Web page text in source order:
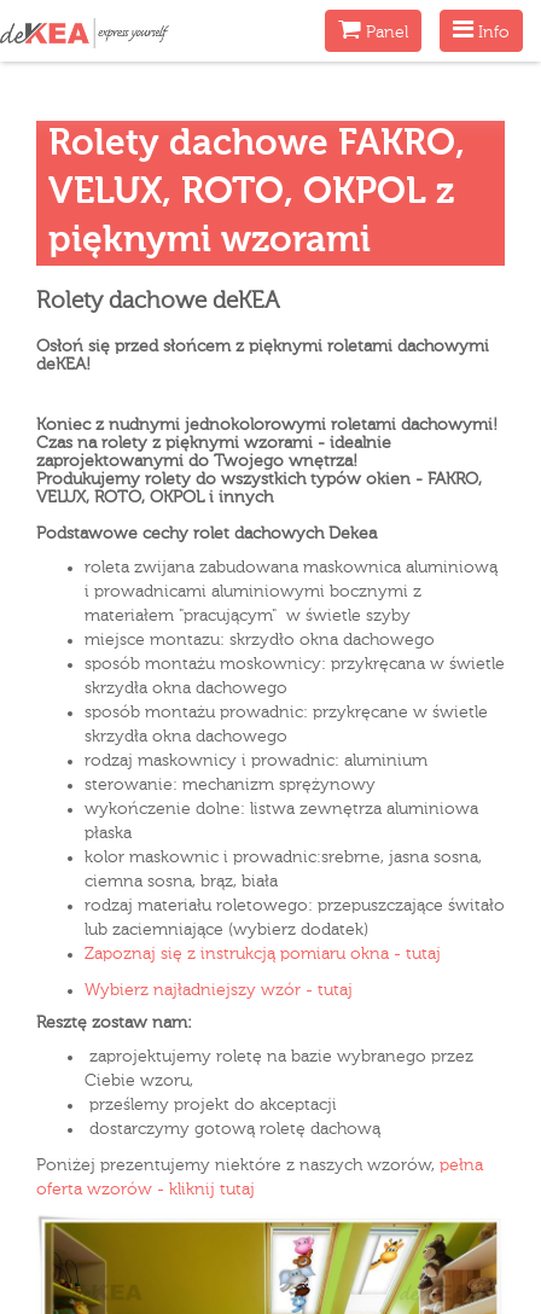
Menu
Info
MenuPanel
Rolety dachowe FAKRO,
VELUX, ROTO, OKPOL z
pięknymi wzorami
Rolety dachowe deKEA
Osłoń się przed słońcem z pięknymi roletami dachowymi
deKEA!
Koniec z nudnymi jednokolorowymi roletami dachowymi!
Czas na rolety z pięknymi wzorami - idealnie
zaprojektowanymi do Twojego wnętrza!
Produkujemy rolety do wszystkich typów okien - FAKRO,
VELUX, ROTO, OKPOL i innych
Podstawowe cechy rolet dachowych Dekea
roleta zwijana zabudowana maskownica aluminiową
i prowadnicami aluminiowymi bocznymi z
materiałem "pracującym" w świetle szyby
miejsce montazu: skrzydło okna dachowego
sposób montażu moskownicy: przykręcana w świetle
skrzydła okna dachowego
sposób montażu prowadnic: przykręcane w świetle
skrzydła okna dachowego
rodzaj maskownicy i prowadnic: aluminium
sterowanie: mechanizm sprężynowy
wykończenie dolne: listwa zewnętrza aluminiowa
płaska
kolor maskownic i prowadnic:srebrne, jasna sosna,
ciemna sosna, brąz, biała
rodzaj materiału roletowego: przepuszczające świtało
lub zaciemniające (wybierz dodatek)
Zapoznaj się z instrukcją pomiaru okna - tutaj
Wybierz najładniejszy wzór - tutaj
Resztę zostaw nam:
zaprojektujemy roletę na bazie wybranego przez
Ciebie wzoru,
prześlemy projekt do akceptacji
dostarczymy gotową roletę dachową
Poniżej prezentujemy niektóre z naszych wzorów, pełna
oferta wzorów - kliknij tutaj